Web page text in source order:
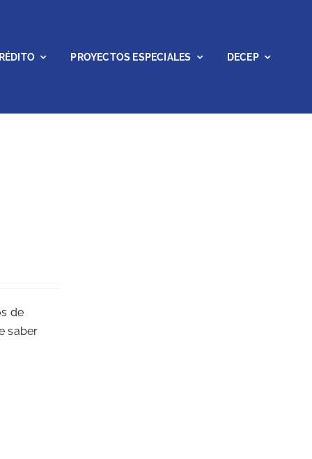
PROYECTOS ESPECIALES DECEP
de
saber